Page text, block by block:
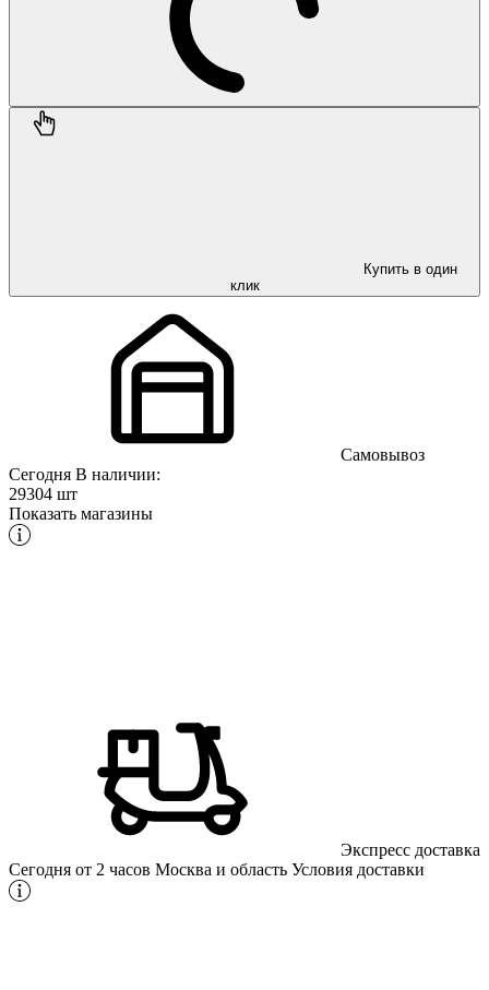
Купить в один
клик
Самовывоз
Сегодня В наличии:
29304 шт
Показать магазины
Экспресс доставка
Сегодня от 2 часов Москва и область Условия доставки